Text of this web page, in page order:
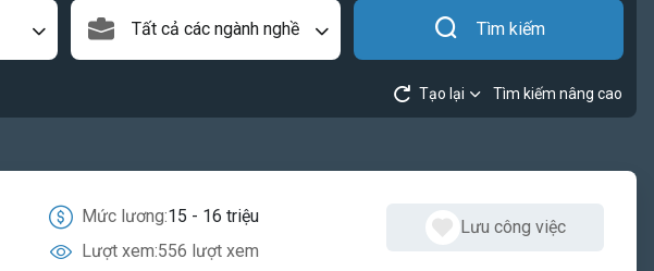
Tất cả các ngành nghề Tìm kiếm
Tạo lại Tìm kiếm nâng cao
Mức lương:15 - 16 triệu
Lượt xem:556 lượt xem
Lưu công việc